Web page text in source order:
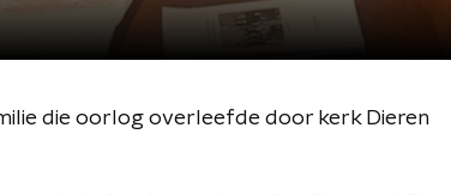
die oorlog overleefde door kerk Dieren